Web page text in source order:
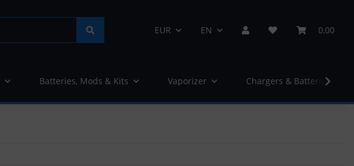
EUR EN 0,00
Batteries, Mods & Kits Vaporizer Chargers & Batteries